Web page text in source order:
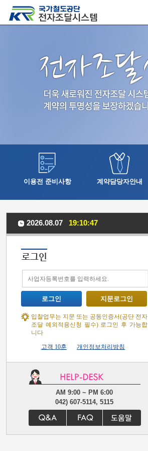
이용전 준비사항 계약담당자안내
2026.08.07 19:10:48
로그인
로그인 지문로그인
입찰업무는 지문 또는 공동인증서(공단 전자
조달 예외적용신청 필수) 로그인 후 가능합
니다
고객 10훈
개인정보처리방침
AM 9:00 ~ PM 6:00
042) 607-5114, 5115